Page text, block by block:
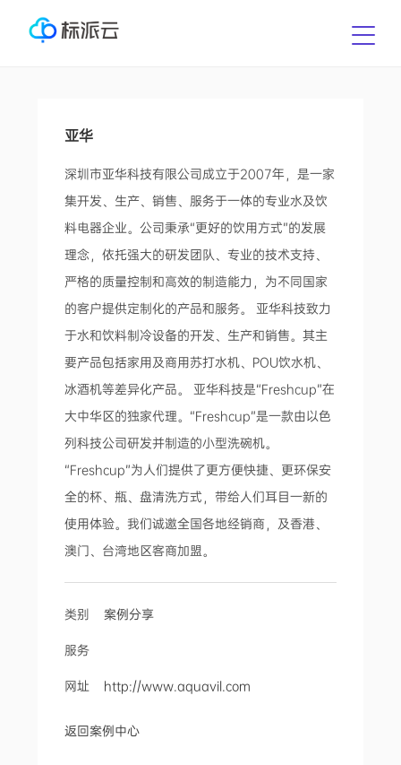
亚华
深圳市亚华科技有限公司成立于2007年，是一家
集开发、生产、销售、服务于一体的专业水及饮
料电器企业。公司秉承“更好的饮用方式”的发展
理念，依托强大的研发团队、专业的技术支持、
严格的质量控制和高效的制造能力，为不同国家
的客户提供定制化的产品和服务。 亚华科技致力
于水和饮料制冷设备的开发、生产和销售。其主
要产品包括家用及商用苏打水机、POU饮水机、
冰酒机等差异化产品。 亚华科技是“Freshcup”在
大中华区的独家代理。“Freshcup”是一款由以色
列科技公司研发并制造的小型洗碗机。
“Freshcup”为人们提供了更方便快捷、更环保安
全的杯、瓶、盘清洗方式，带给人们耳目一新的
使用体验。我们诚邀全国各地经销商，及香港、
澳门、台湾地区客商加盟。
类别案例分享
服务
网址 http://www.aquavil.com
返回案例中心